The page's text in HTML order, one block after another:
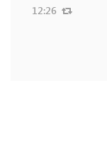
12:26